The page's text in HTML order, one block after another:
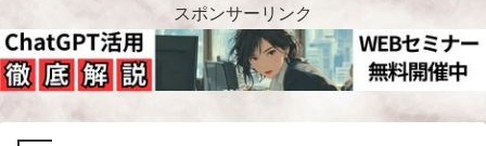
スポンサーリンク